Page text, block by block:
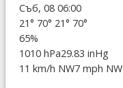
Съб, 08 06:00
21° 70° 21° 70°
65%
1010 hPa29.83 inHg
11 km/h NW7 mph NW